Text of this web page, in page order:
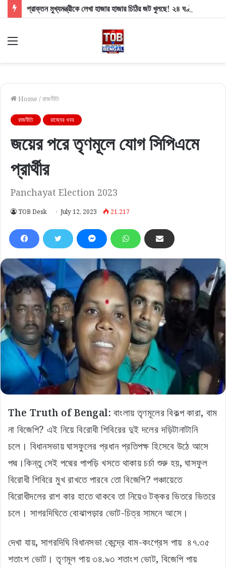
Menu
Home /রাজনীতি
রাজনীতি রাজ্যের খবর
জয়ের পরে তৃণমূলে যোগ সিপিএমে
প্রার্থীর
Panchayat Election 2023
TOB Desk July 12, 2023 21,217
The Truth of Bengal: বাংলায় তৃণমূলের বিকল্প কারা, বাম
না বিজেপি? এই নিয়ে বিরোধী শিবিরের দুই দলের দড়িটানাটানি
চলে। বিধানসভায় ঘাসফুলের প্রধান প্রতিপক্ষ হিসেবে উঠে আসে
পদ্ম।কিন্তু সেই পদ্মের পাপড়ি খসতে থাকায় চর্চা শুরু হয়, ঘাসফুল
বিরোধী শিবিরে মুখ রাখতে পারবে তো বিজেপি? পঞ্চায়েতে
বিরোধীদলের রাশ কার হাতে থাকবে তা নিয়েও টক্কর ভিতরে ভিতরে
চলে। সাগরদিঘিতে বোঝাপড়ার ভোট-চিত্র সামনে আসে।
দেখা যায়, সাগরদিঘি বিধানসভা কেন্দ্রে বাম-কংগ্রেস পায় ৪৭.৩৫
শতাংশ ভোট। তৃণমূল পায় ৩৪.৯৩ শতাংশ ভোট, বিজেপি পায়